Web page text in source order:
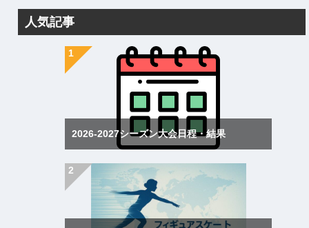
人気記事
2026-2027シーズン大会日程・結果